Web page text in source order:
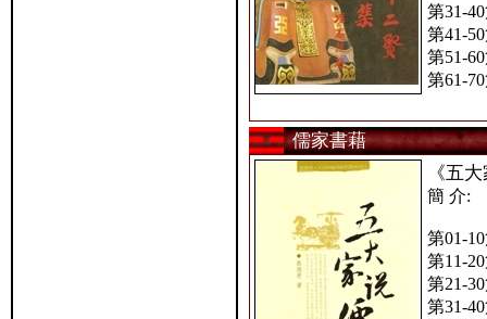
第31-
第41-
第51-
第61-
儒家書藉
《五
簡 介:
第01-
第11-
第21-
第31-